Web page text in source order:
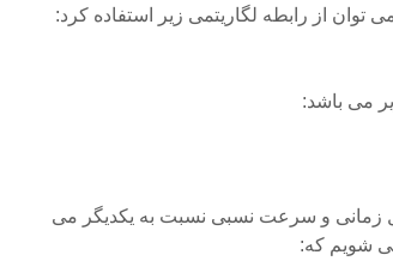
از رابطه لگاریتمی زیر استفاده کرد:
می باشد:
زمانی و سرعت نسبی نسبت به یکدیگر می
شویم که: